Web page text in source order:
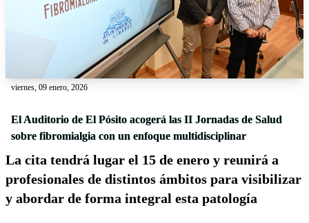
viernes, 09 enero, 2026
El Auditorio de El Pósito acogerá las II Jornadas de Salud
sobre fibromialgia con un enfoque multidisciplinar
La cita tendrá lugar el 15 de enero y reunirá a
profesionales de distintos ámbitos para visibilizar
y abordar de forma integral esta patología